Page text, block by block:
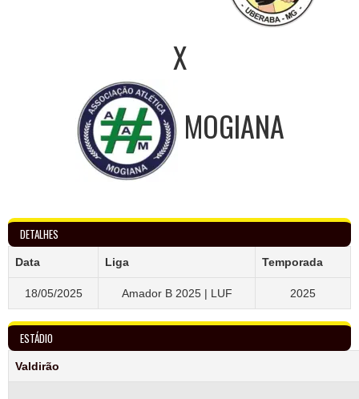
X
MOGIANA
DETALHES
Data Liga Temporada
18/05/2025 Amador B 2025 | LUF 2025
ESTÁDIO
Valdirão